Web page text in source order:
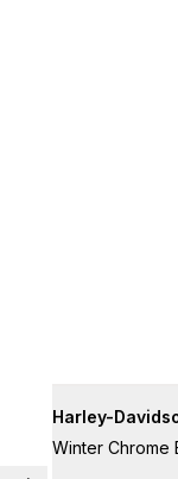
Harley-
Winter Chrome